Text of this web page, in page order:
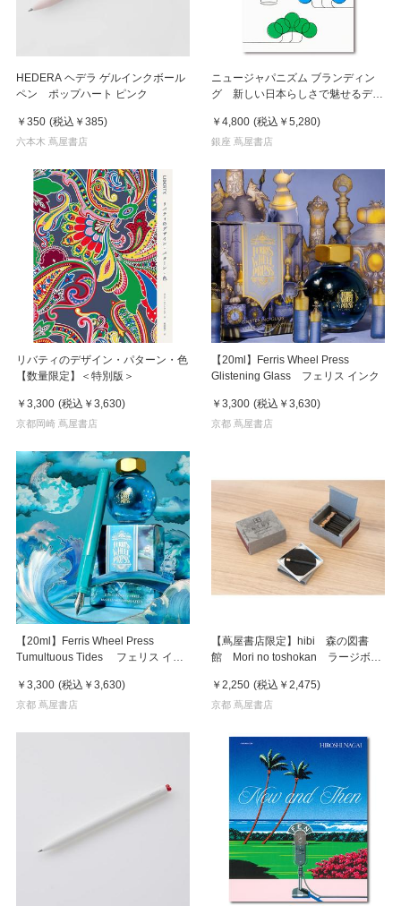
HEDERA ヘデラ ゲルインクボール
ペン ポップハート ピンク
￥350 (税込 ￥385)
六本木 蔦屋書店
ニュージャパニズム ブランディン
グ 新しい日本らしさで魅せるデザ
￥4,800 (税込 ￥5,280)
銀座 蔦屋書店
リバティのデザイン・パターン・色
【数量限定】＜特別版＞
￥3,300 (税込 ￥3,630)
京都岡崎 蔦屋書店
【20ml】Ferris Wheel Press
Glistening Glass フェリス インク
￥3,300 (税込 ￥3,630)
京都 蔦屋書店
【20ml】Ferris Wheel Press
Tumultuous Tides フェリス イン
￥3,300 (税込 ￥3,630)
京都 蔦屋書店
【蔦屋書店限定】hibi 森の図書
館 Mori no toshokan ラージボッ
￥2,250 (税込 ￥2,475)
京都 蔦屋書店